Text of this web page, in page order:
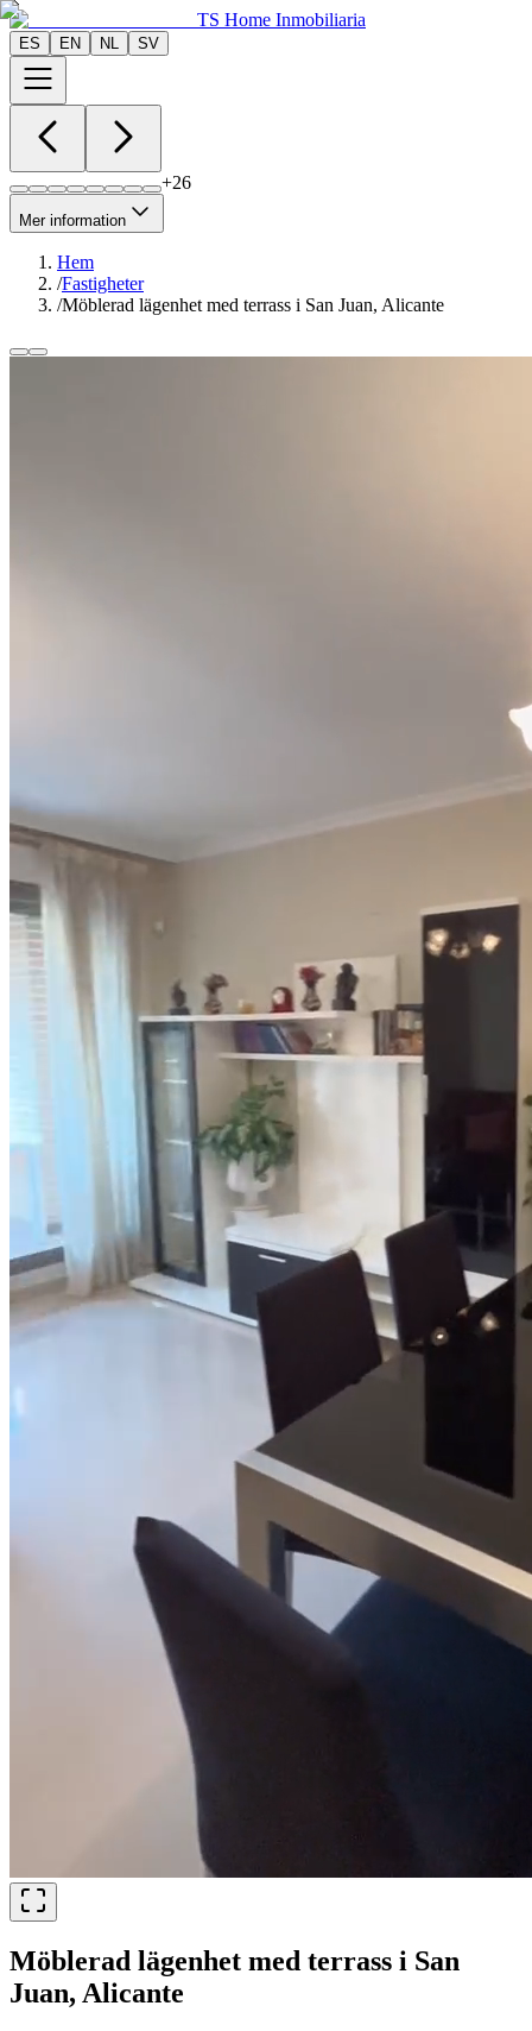
TS Home Inmobiliaria
ES EN NL SV
+26
Mer information
Hem
/Fastigheter
/Möblerad lägenhet med terrass i San Juan, Alicante
Möblerad lägenhet med terrass i San
Juan, Alicante